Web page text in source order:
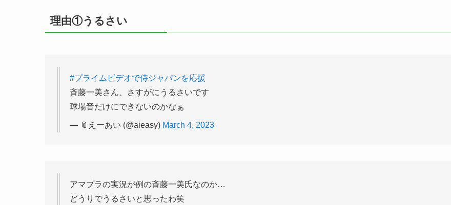
理由①うるさい
#プライムビデオで侍ジャパンを応援
斉藤一美さん、さすがにうるさいです
球場音だけにできないのかなぁ
— 📎えーあい (@aieasy) March 4, 2023
アマプラの実況が例の斉藤一美氏なのか…
どうりでうるさいと思ったわ笑